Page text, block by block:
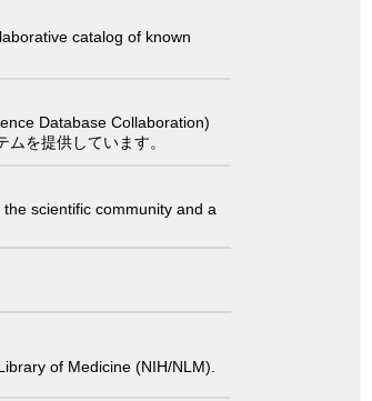
catalog of known
Database Collaboration)
を提供しています。
scientific community and a
of Medicine (NIH/NLM).